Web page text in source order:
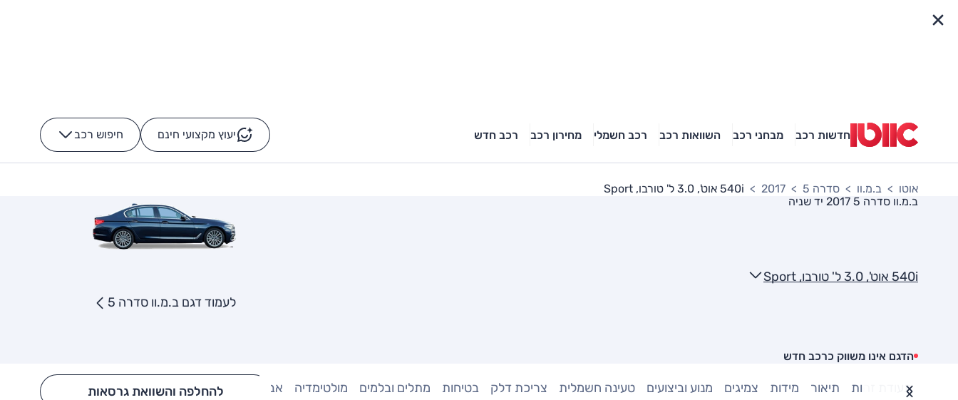
חדשות רכב מבחני רכב השוואות רכב רכב חשמלי מחירון רכב רכב חדש יעוץ מקצועי חינם חיפוש רכב -
אוטו ב.מ.וו סדרה 5 2017
540i אוט', 3.0 ל' טורבו, Sport
ב.מ.וו סדרה 5 2017
יד שניה
540i אוט', 3.0 ל' טורבו, Sport
הדגם אינו משווק כרכב חדש
לעמוד דגם ב.מ.וו סדרה 5
תעודת זהות תיאור מידות צמיגים מנוע וביצועים טעינה חשמלית צריכת דלק בטיחות מתלים ובלמים מולטימדיה אבזור Hide config section
להחלפה והשוואת גרסאות